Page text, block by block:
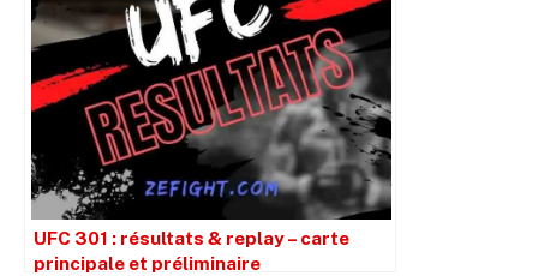
UFC 301 : résultats & replay – carte
principale et préliminaire